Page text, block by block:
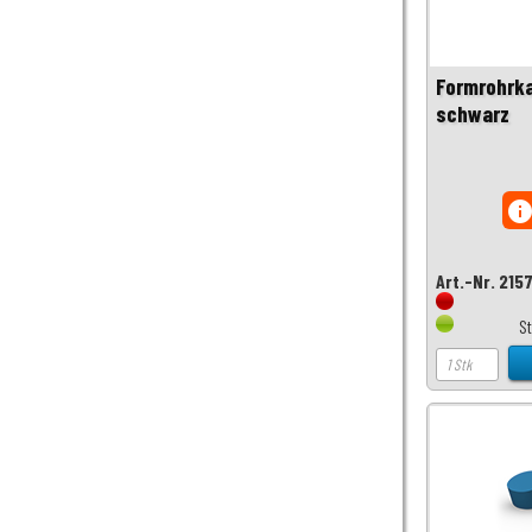
schwarz
Art.-Nr.